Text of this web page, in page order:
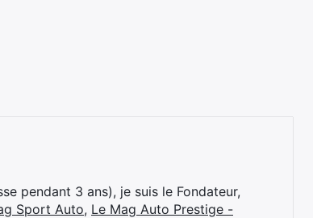
pendant 3 ans), je suis le Fondateur,
Sport Auto, Le Mag Auto Prestige -